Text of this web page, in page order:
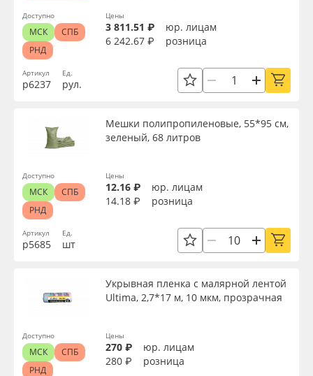
Артикул
р6237
Ед.
рул.
Цены
3 811.51 ₽
юр. лицам
6 242.67 ₽
розница
Доступно
МСК
СПБ
РНД
Артикул
р5685
Мешки полипропиленовые, 55*95 см,
зеленый, 68 литров
Ед.
шт
Цены
12.16 ₽
юр. лицам
14.18 ₽
розница
Доступно
МСК
СПБ
РНД
Укрывная пленка с малярной лентой
Ultima, 2,7*17 м, 10 мкм, прозрачная
Цены
270 ₽
юр. лицам
280 ₽
розница
Доступно
МСК
СПБ
РНД